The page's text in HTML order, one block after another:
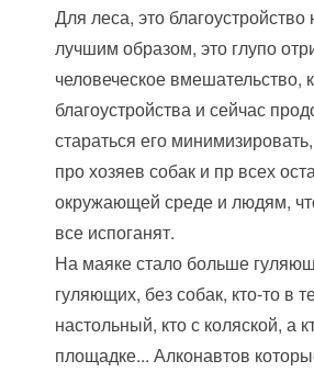
Для леса, это
лучшим образом, это глупо
человеческое вмешательство,
благоустройства и сейчас
стараться его
про хозяев собак и пр всех
окружающей среде и людям,
все испоганят.
На маяке стало больше
гуляющих, без собак, кто-то в
настольный, кто с коляской, а
площадке... Алконавтов